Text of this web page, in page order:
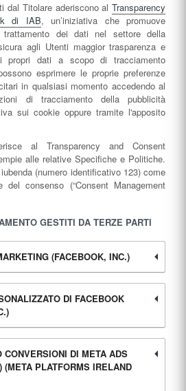
dal Titolare aderiscono al Transparency
di IAB, un’iniziativa che promuove
trattamento dei dati nel settore della
agli Utenti maggior trasparenza e
propri dati a scopo di tracciamento
esprimere le proprie preferenze
in qualsiasi momento accedendo al
di tracciamento della pubblicità
sui cookie oppure tramite l'apposito
al Transparency and Consent
alle relative Specifiche e Politiche.
(numero identificativo 123) come
consenso (“Consent Management
GESTITI DA TERZE PARTI
(FACEBOOK, INC.)
DI FACEBOOK
CONVERSIONI DI META ADS
(META PLATFORMS IRELAND